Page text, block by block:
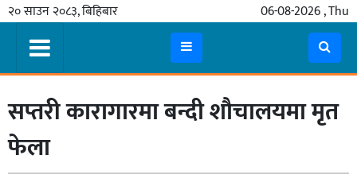
२० साउन २०८३, बिहिबार 06-08-2026 , Thu
स्थानीय
प्रदेश
मधेश
प्रदेश
लुम्बिनी
सप्तरी कारागारमा बन्दी शौचालयमा मृत
फेला